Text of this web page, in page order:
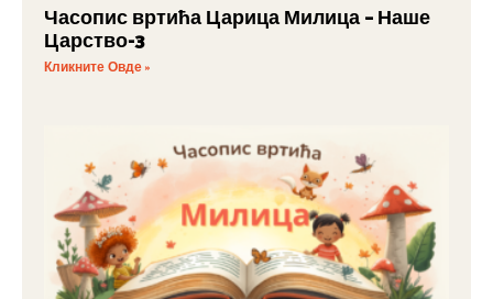
Часопис вртића Царица Милица – Наше
Царство-3
Кликните Овде »